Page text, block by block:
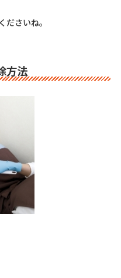
ださいね。
方法